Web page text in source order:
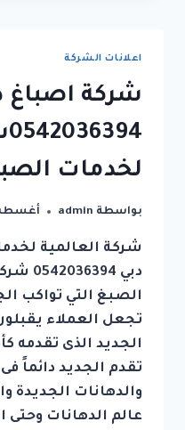
اعلانات الشركة
شركة اصباغ
لخدمات
بواسطة admin أغسطس 25,
شركة العالمية
دبي
الصبغ التي تواكب
تجعل العملاء
الجديد الذى تقدمه
تقدم الجديد دائماً
والدهانات الجديدة
عالم الدهانات وحتى